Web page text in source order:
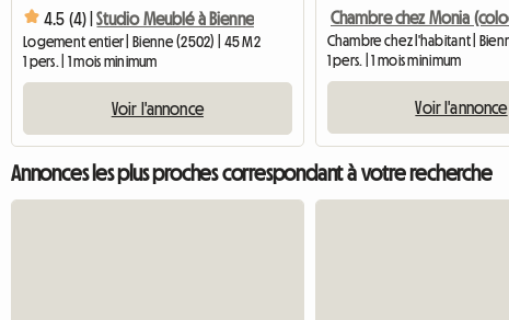
4.5 (4) | Studio Meublé à Bienne
Logement entier | Bienne (2502) | 45 M2
1 pers. | 1 mois minimum
Voir l'annonce
1 pers. | 1 mois minimum
Voir l'annonce
Annonces les plus proches correspondant à votre recherche